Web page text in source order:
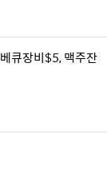
큐장비$5, 맥주잔